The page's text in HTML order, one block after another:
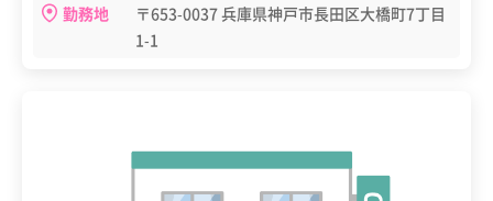
勤務地
〒653-0037 兵庫県神戸市長田区大橋町7丁目
1-1